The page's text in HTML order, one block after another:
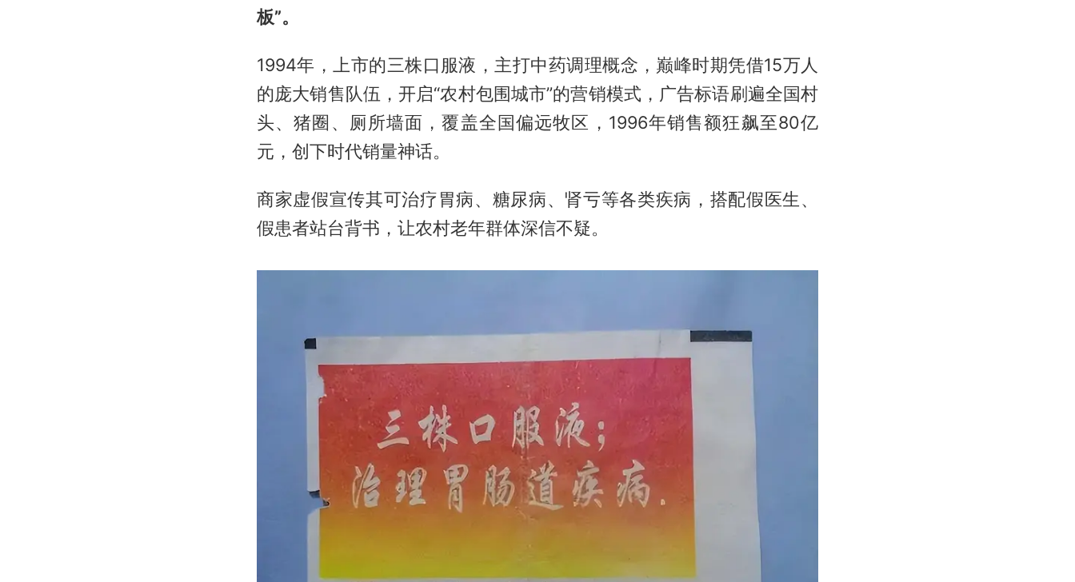
板”。
1994年，上市的三株口服液，主打中药调理概念，巅峰时期凭借15万人
的庞大销售队伍，开启“农村包围城市”的营销模式，广告标语刷遍全国村
头、猪圈、厕所墙面，覆盖全国偏远牧区，1996年销售额狂飙至80亿
元，创下时代销量神话。
商家虚假宣传其可治疗胃病、糖尿病、肾亏等各类疾病，搭配假医生、
假患者站台背书，让农村老年群体深信不疑。